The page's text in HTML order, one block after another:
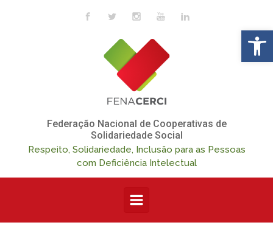
Skip to main content
Federação Nacional de Cooperativas de
Solidariedade Social
Respeito, Solidariedade, Inclusão para as Pessoas
com Deficiência Intelectual